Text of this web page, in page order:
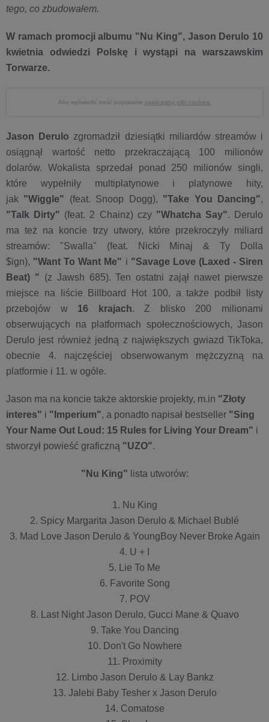
tego, co zbudowałem.
W ramach promocji albumu "Nu King", Jason Derulo 10
kwietnia odwiedzi Polskę i wystąpi na warszawskim
Torwarze.
Aby wyświetlić treść poprawnie zaakceptuj pliki cookies.
Jason Derulo zgromadził dziesiątki miliardów streamów i
osiągnął wartość netto przekraczającą 100 milionów
dolarów. Wokalista sprzedał ponad 250 milionów singli,
które wypełniły multiplatynowe i platynowe hity,
jak "Wiggle" (feat. Snoop Dogg), "Take You Dancing",
"Talk Dirty" (feat. 2 Chainz) czy "Whatcha Say". Derulo
ma też na koncie trzy utwory, które przekroczyły miliard
streamów: "Swalla" (feat. Nicki Minaj & Ty Dolla
$ign), "Want To Want Me" i "Savage Love (Laxed - Siren
Beat) " (z Jawsh 685). Ten ostatni zajął nawet pierwsze
miejsce na liście Billboard Hot 100, a także podbił listy
przebojów w 16 krajach. Z blisko 200 milionami
obserwujących na platformach społecznościowych, Jason
Derulo jest również jedną z największych gwiazd TikToka,
obecnie 4. najczęściej obserwowanym mężczyzną na
platformie i 11. w ogóle.
Jason ma na koncie także aktorskie projekty, m.in "Złoty
interes" i "Imperium", a ponadto napisał bestseller "Sing
Your Name Out Loud: 15 Rules for Living Your Dream" i
stworzył powieść graficzną "UZO".
"Nu King" lista utworów:
1. Nu King
2. Spicy Margarita Jason Derulo & Michael Bublé
3. Mad Love Jason Derulo & YoungBoy Never Broke Again
4. U + I
5. Lie To Me
6. Favorite Song
7. POV
8. Last Night Jason Derulo, Gucci Mane & Quavo
9. Take You Dancing
10. Don't Go Nowhere
11. Proximity
12. Limbo Jason Derulo & Lay Bankz
13. Jalebi Baby Tesher x Jason Derulo
14. Comatose